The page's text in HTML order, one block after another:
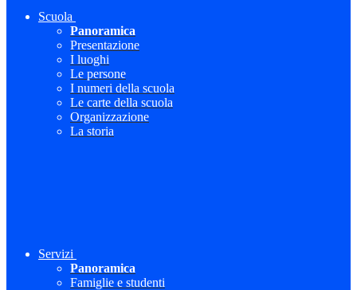
Scuola
Panoramica
Presentazione
I luoghi
Le persone
I numeri della scuola
Le carte della scuola
Organizzazione
La storia
Servizi
Panoramica
Famiglie e studenti